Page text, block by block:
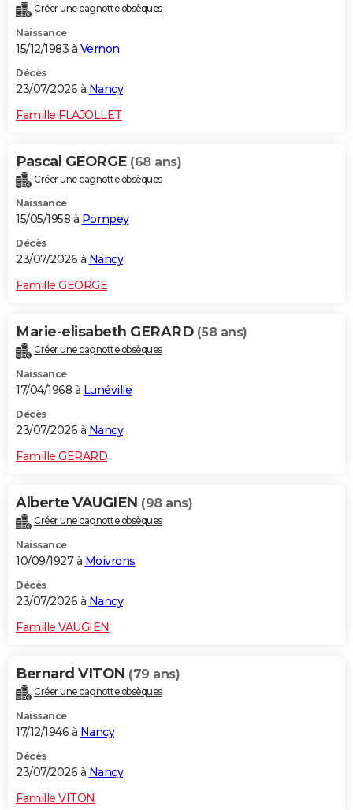
Créer une cagnotte obsèques
Naissance
15/12/1983 à Vernon
Décès
23/07/2026 à Nancy
Famille FLAJOLLET
Pascal GEORGE (68 ans)
Créer une cagnotte obsèques
Naissance
15/05/1958 à Pompey
Décès
23/07/2026 à Nancy
Famille GEORGE
Marie-elisabeth GERARD (58 ans)
Créer une cagnotte obsèques
Naissance
17/04/1968 à Lunéville
Décès
23/07/2026 à Nancy
Famille GERARD
Alberte VAUGIEN (98 ans)
Créer une cagnotte obsèques
Naissance
10/09/1927 à Moivrons
Décès
23/07/2026 à Nancy
Famille VAUGIEN
Bernard VITON (79 ans)
Créer une cagnotte obsèques
Naissance
17/12/1946 à Nancy
Décès
23/07/2026 à Nancy
Famille VITON